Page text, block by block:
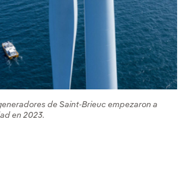
de Saint-Brieuc empezaron a
en 2023.